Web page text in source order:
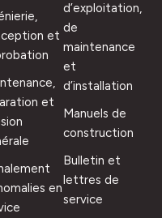
et
et
en
d’exploitation,
de
maintenance
et
d’installation
Manuels de
construction
Bulletin et
lettres de
service